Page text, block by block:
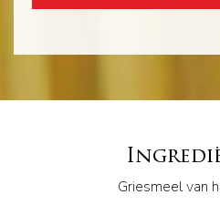
Griesmeel van